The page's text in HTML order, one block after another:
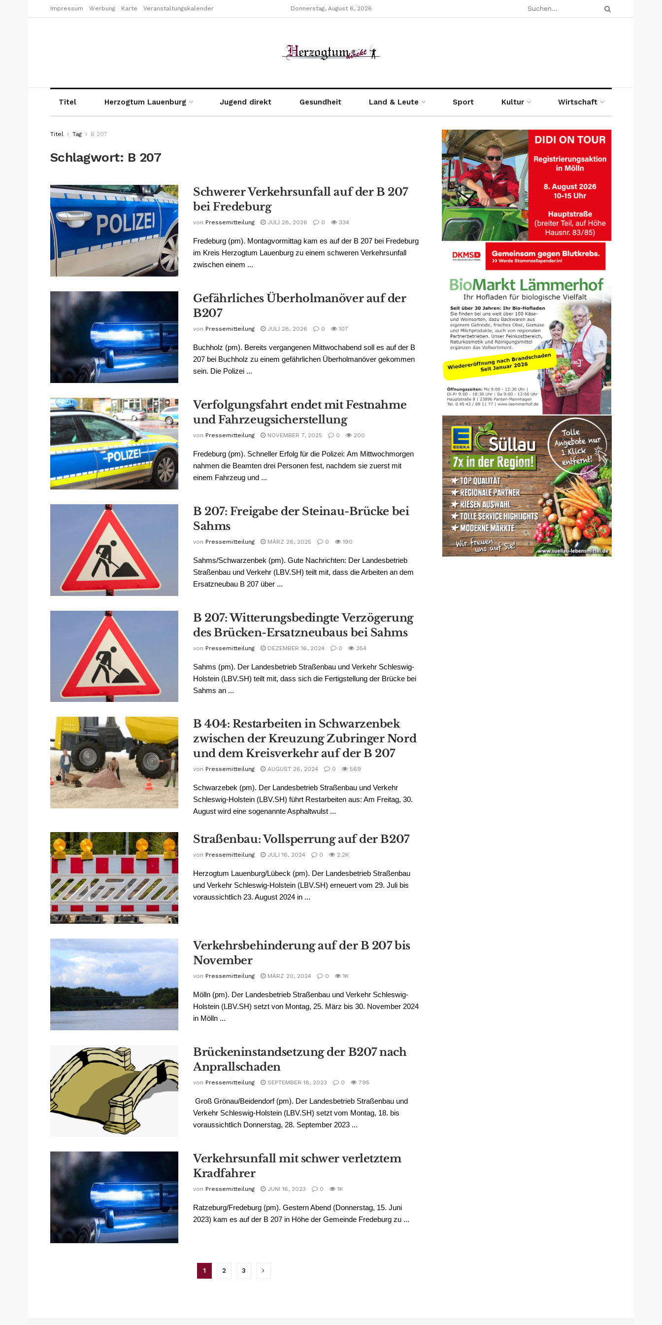
Impressum Werbung Karte Veranstaltungskalender Donnerstag, August 6, 2026
Titel Herzogtum Lauenburg Jugend direkt Gesundheit Land & Leute Sport Kultur Wirtschaft
Titel Tag B 207
Schlagwort: B 207
Schwerer Verkehrsunfall auf der B 207
bei Fredeburg
von Pressemitteilung JULI 28, 2026 0 334
Fredeburg (pm). Montagvormittag kam es auf der B 207 bei Fredeburg
im Kreis Herzogtum Lauenburg zu einem schweren Verkehrsunfall
zwischen einem ...
Gefährliches Überholmanöver auf der
B207
von Pressemitteilung JULI 28, 2026 0 107
Buchholz (pm). Bereits vergangenen Mittwochabend soll es auf der B
207 bei Buchholz zu einem gefährlichen Überholmanöver gekommen
sein. Die Polizei ...
Verfolgungsfahrt endet mit Festnahme
und Fahrzeugsicherstellung
von Pressemitteilung NOVEMBER 7, 2025 0 200
Fredeburg (pm). Schneller Erfolg für die Polizei: Am Mittwochmorgen
nahmen die Beamten drei Personen fest, nachdem sie zuerst mit
einem Fahrzeug und ...
B 207: Freigabe der Steinau-Brücke bei
Sahms
von Pressemitteilung MÄRZ 26, 2025 0 190
Sahms/Schwarzenbek (pm). Gute Nachrichten: Der Landesbetrieb
Straßenbau und Verkehr (LBV.SH) teilt mit, dass die Arbeiten an dem
Ersatzneubau B 207 über ...
B 207: Witterungsbedingte Verzögerung
des Brücken-Ersatzneubaus bei Sahms
von Pressemitteilung DEZEMBER 16, 2024 0 354
Sahms (pm). Der Landesbetrieb Straßenbau und Verkehr Schleswig-
Holstein (LBV.SH) teilt mit, dass sich die Fertigstellung der Brücke bei
Sahms an ...
B 404: Restarbeiten in Schwarzenbek
zwischen der Kreuzung Zubringer Nord
und dem Kreisverkehr auf der B 207
von Pressemitteilung AUGUST 26, 2024 0 569
Schwarzebek (pm). Der Landesbetrieb Straßenbau und Verkehr
Schleswig-Holstein (LBV.SH) führt Restarbeiten aus: Am Freitag, 30.
August wird eine sogenannte Asphaltwulst ...
Straßenbau: Vollsperrung auf der B207
von Pressemitteilung JULI 16, 2024 0 2.2K
Herzogtum Lauenburg/Lübeck (pm). Der Landesbetrieb Straßenbau
und Verkehr Schleswig-Holstein (LBV.SH) erneuert vom 29. Juli bis
voraussichtlich 23. August 2024 in ...
Verkehrsbehinderung auf der B 207 bis
November
von Pressemitteilung MÄRZ 20, 2024 0 1K
Mölln (pm). Der Landesbetrieb Straßenbau und Verkehr Schleswig-
Holstein (LBV.SH) setzt von Montag, 25. März bis 30. November 2024
in Mölln ...
Brückeninstandsetzung der B207 nach
Anprallschaden
von Pressemitteilung SEPTEMBER 18, 2023 0 795
Groß Grönau/Beidendorf (pm). Der Landesbetrieb Straßenbau und
Verkehr Schleswig-Holstein (LBV.SH) setzt vom Montag, 18. bis
voraussichtlich Donnerstag, 28. September 2023 ...
Verkehrsunfall mit schwer verletztem
Kradfahrer
von Pressemitteilung JUNI 16, 2023 0 1K
Ratzeburg/Fredeburg (pm). Gestern Abend (Donnerstag, 15. Juni
2023) kam es auf der B 207 in Höhe der Gemeinde Fredeburg zu ...
1 2 3